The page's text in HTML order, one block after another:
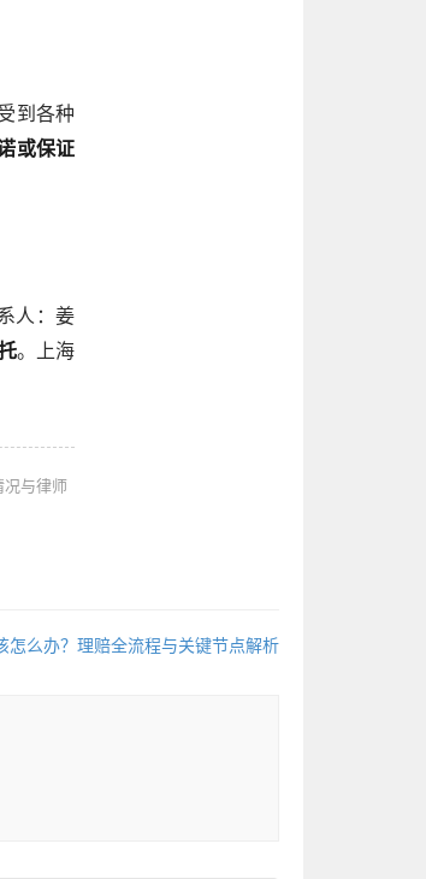
到各种
或保证
人：姜
。上海
况与律师
怎么办？理赔全流程与关键节点解析